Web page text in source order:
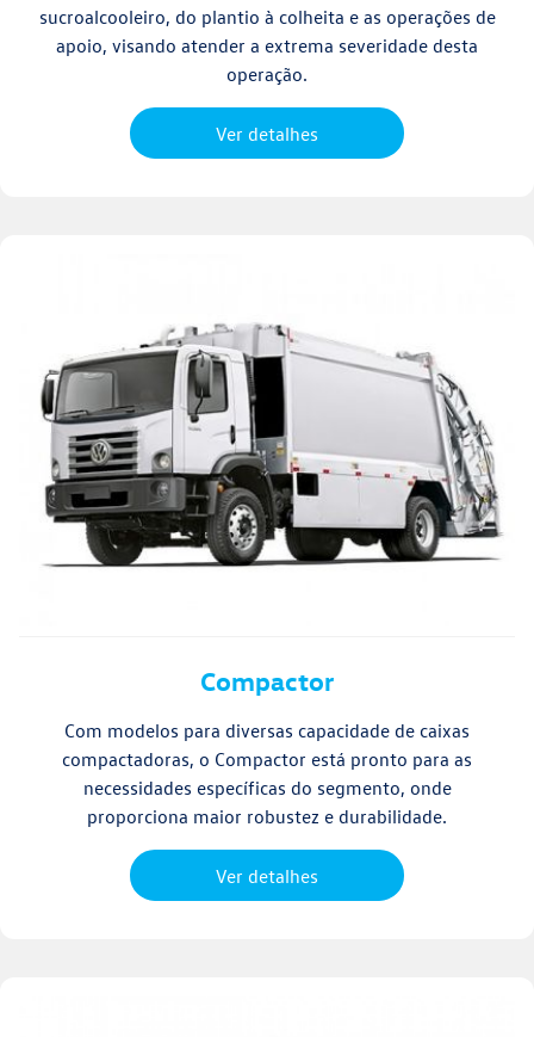
sucroalcooleiro, do plantio à colheita e as operações de
apoio, visando atender a extrema severidade desta
operação.
Ver detalhes
Compactor
Com modelos para diversas capacidade de caixas
compactadoras, o Compactor está pronto para as
necessidades específicas do segmento, onde
proporciona maior robustez e durabilidade.
Ver detalhes